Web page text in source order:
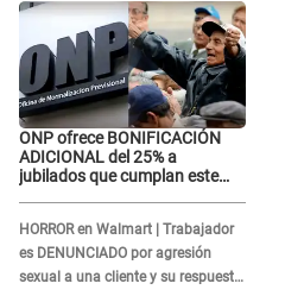
ONP ofrece BONIFICACIÓN
ADICIONAL del 25% a
jubilados que cumplan este
HORROR en Walmart | Trabajador
es DENUNCIADO por agresión
sexual a una cliente y su respuesta